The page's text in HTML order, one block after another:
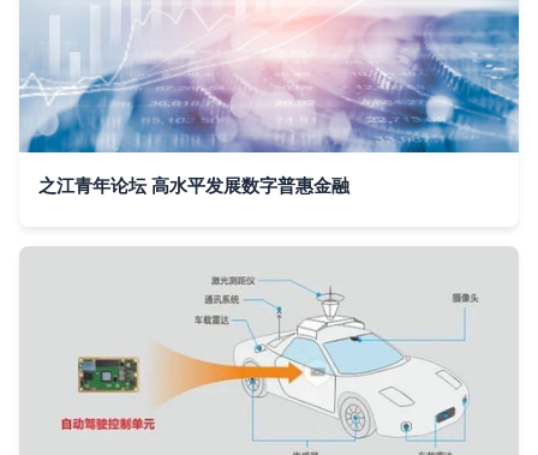
之江青年论坛 高水平发展数字普惠金融